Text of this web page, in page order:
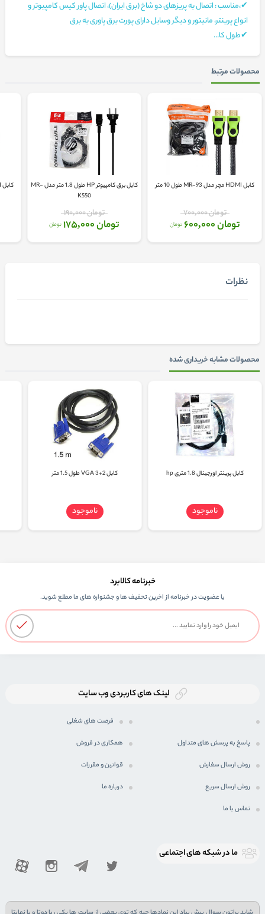
✔،مناسب : اتصال به پریزهای دو شاخ (برق ایران)، اتصال پاور کیس کامپیوتر و
انواع پرینتر، مانیتور و دیگر وسایل دارای پورت برق پاوری به برق
✔طول کا...
محصولات مرتبط
کابل HDMI مچر مدل MR-93 طول 10 متر
تومان 700,000
تومان 600,000 تومان
کابل برق کامپیوتر HP طول 1.8 متر مدل MR-
K550
تومان 190,000
تومان 175,000 تومان
کابل HDMI مچر مدل MR-94 طول 15 متر
نظرات
محصولات مشابه خریداری شده
کابل پرینتر اورجینال 1.8 متری hp
ناموجود
کابل 2+3 VGA طول 1.5 متر
ناموجود
خبرنامه کالابرد
با عضویت در خبرنامه از اخرین تحفیف ها و جشنواره های ما مطلع شوید.
لینک های کاربردی وب سایت
فرصت های شغلی
پاسخ به پرسش های متداول همکاری در فروش
روش ارسال سفارش قوانین و مقررات
روش ارسال سریع درباره ما
تماس با ما
ما در شبكه های اجتماعی